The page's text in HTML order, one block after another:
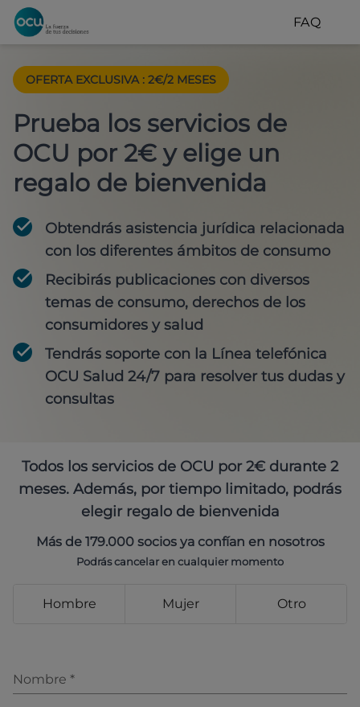
FAQ
OFERTA EXCLUSIVA : 2€/2 MESES
Prueba los servicios de
OCU por 2€ y elige un
regalo de bienvenida
Obtendrás asistencia jurídica relacionada
con los diferentes ámbitos de consumo
Recibirás publicaciones con diversos
temas de consumo, derechos de los
consumidores y salud
Tendrás soporte con la Línea telefónica
OCU Salud 24/7 para resolver tus dudas y
consultas
Todos los servicios de OCU por 2€ durante 2
meses. Además, por tiempo limitado, podrás
elegir regalo de bienvenida
Más de 179.000 socios ya confían en nosotros
Podrás cancelar en cualquier momento
Hombre Mujer Otro
Nombre *